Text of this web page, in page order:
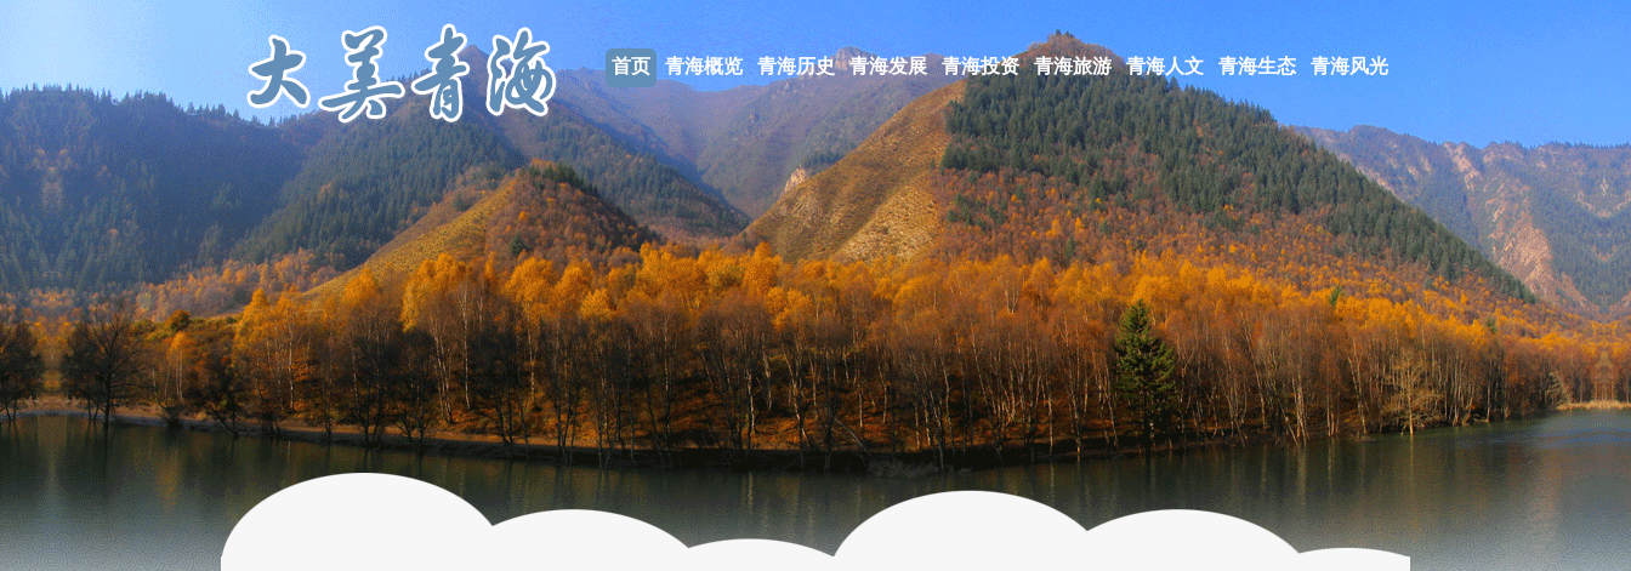
首页 青海概览 青海历史 青海发展 青海投资 青海旅游 青海人文 青海生态 青海风光